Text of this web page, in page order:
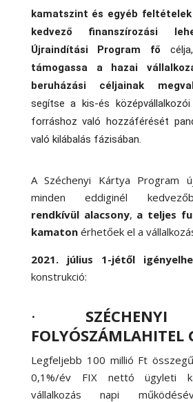
kamatszint és egyéb
kedvező finanszírozási
Újraindítási Program fő
támogassa a hazai
beruházási céljainak
segítse a kis-és
forráshoz való hozzáférését
való kilábalás fázisában.
A Széchenyi Kártya Program
minden eddiginél
rendkívül alacsony, a teljes
kamatonérhetőek el a
2021. július 1-jétől
konstrukció:
·
FOLYÓSZÁMLAHITEL
Legfeljebb 100 millió Ft
0,1%/év FIX nettó ügyleti
vállalkozás napi